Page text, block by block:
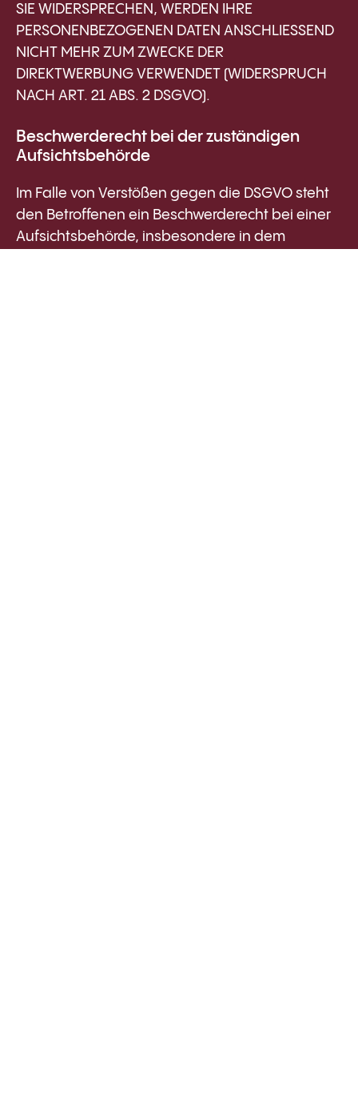
SIE WIDERSPRECHEN, WERDEN IHRE
PERSONENBEZOGENEN DATEN ANSCHLIESSEND
NICHT MEHR ZUM ZWECKE DER
DIREKTWERBUNG VERWENDET (WIDERSPRUCH
NACH ART. 21 ABS. 2 DSGVO).
Beschwerde­recht bei der zuständigen
Aufsichts­behörde
Im Falle von Verstößen gegen die DSGVO steht
den Betroffenen ein Beschwerderecht bei einer
Aufsichtsbehörde, insbesondere in dem